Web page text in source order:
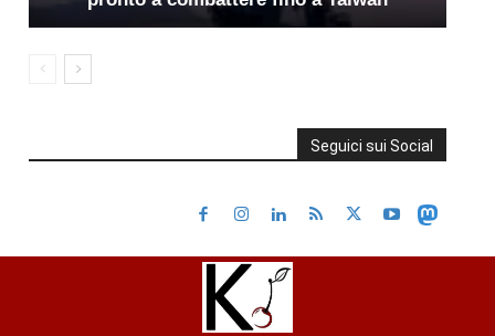
Seguici sui Social